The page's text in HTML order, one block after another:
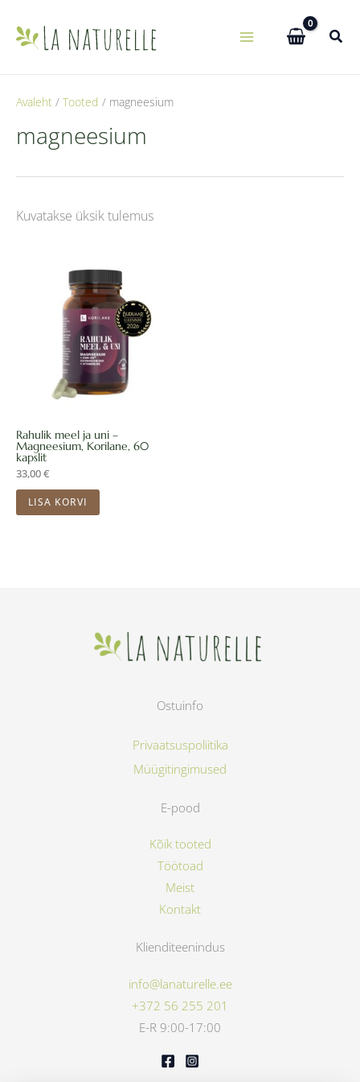
Avaleht Tooted magneesium
magneesium
Kuvatakse üksik tulemus
Rahulik meel ja uni –
Magneesium, Korilane, 60
kapslit
33,00€
LISA KORVI
Ostuinfo
Privaatsuspoliitika
Müügitingimused
E-pood
Kõik tooted
Töötoad
Meist
Kontakt
Klienditeenindus
info@lanaturelle.ee
+372 56 255 201
E-R 9:00-17:00